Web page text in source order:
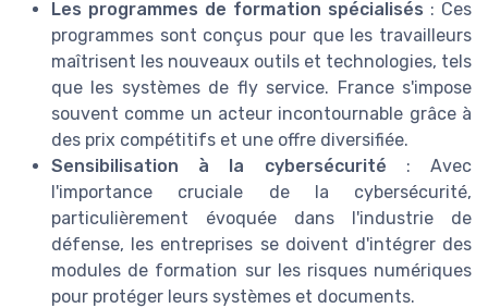
Les programmes de formation spécialisés : Ces
programmes sont conçus pour que les travailleurs
maîtrisent les nouveaux outils et technologies, tels
que les systèmes de fly service. France s'impose
souvent comme un acteur incontournable grâce à
des prix compétitifs et une offre diversifiée.
Sensibilisation à la cybersécurité : Avec
l'importance cruciale de la cybersécurité,
particulièrement évoquée dans l'industrie de
défense, les entreprises se doivent d'intégrer des
modules de formation sur les risques numériques
pour protéger leurs systèmes et documents.